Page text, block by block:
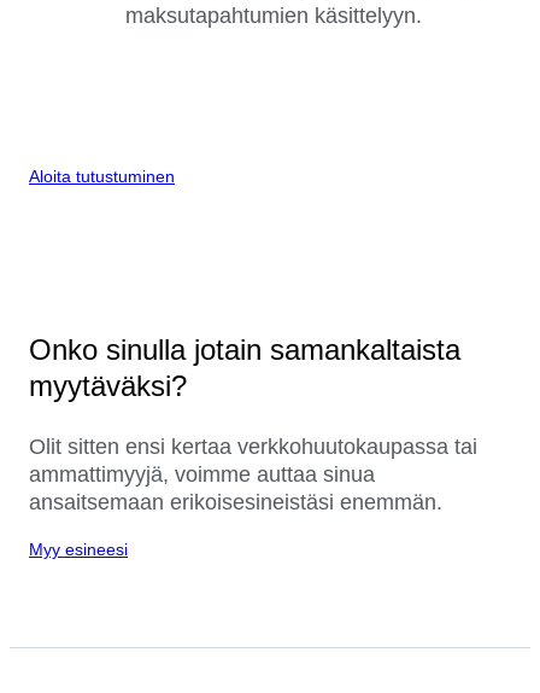
maksutapahtumien käsittelyyn.
Aloita tutustuminen
Onko sinulla jotain samankaltaista
myytäväksi?
Olit sitten ensi kertaa verkkohuutokaupassa tai
ammattimyyjä, voimme auttaa sinua
ansaitsemaan erikoisesineistäsi enemmän.
Myy esineesi